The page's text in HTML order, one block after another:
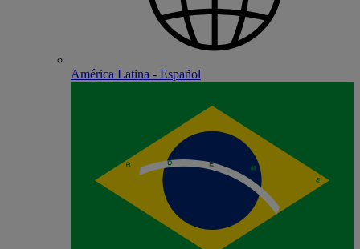
América Latina - Español